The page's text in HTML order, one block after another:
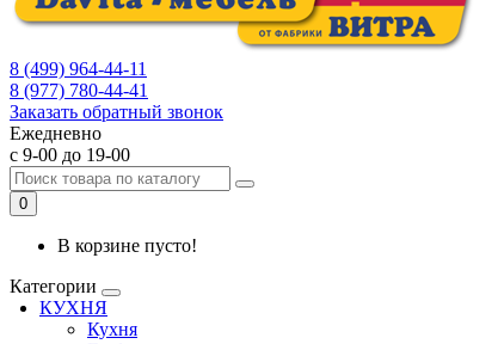
8 (499) 964-44-11
8 (977) 780-44-41
Заказать обратный звонок
Ежедневно
с 9-00 до 19-00
0
В корзине пусто!
Категории
КУХНЯ
Кухня